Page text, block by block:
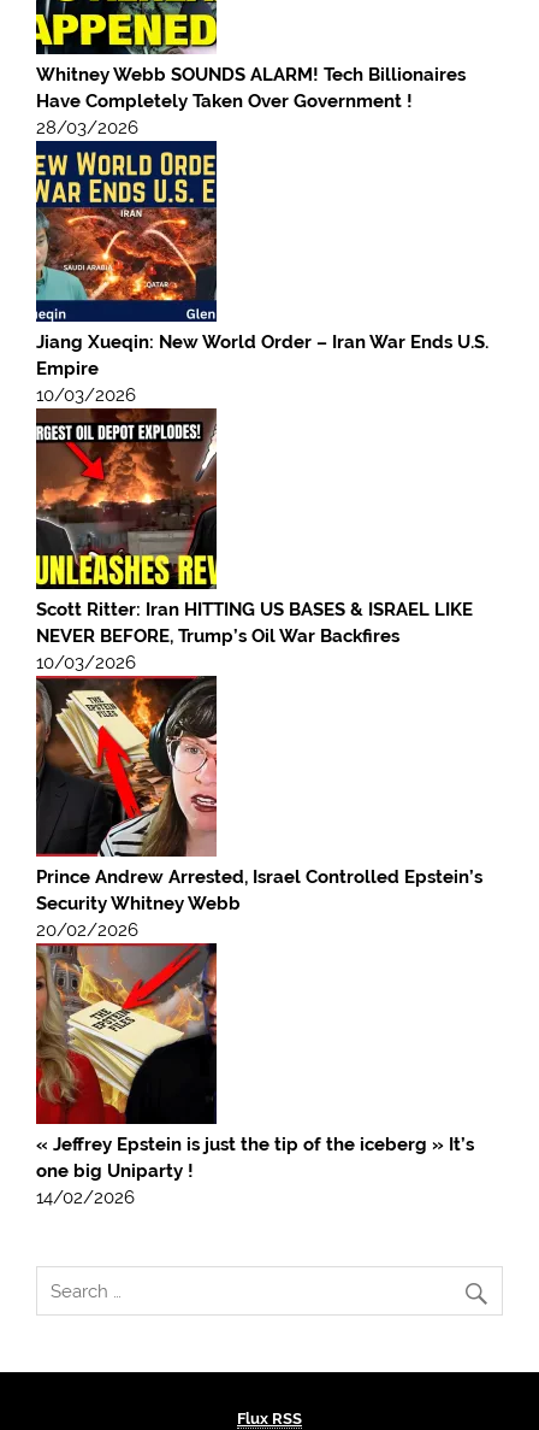
Whitney Webb SOUNDS ALARM! Tech Billionaires
Have Completely Taken Over Government !
28/03/2026
Jiang Xueqin: New World Order – Iran War Ends U.S.
Empire
10/03/2026
Scott Ritter: Iran HITTING US BASES & ISRAEL LIKE
NEVER BEFORE, Trump’s Oil War Backfires
10/03/2026
Prince Andrew Arrested, Israel Controlled Epstein’s
Security Whitney Webb
20/02/2026
« Jeffrey Epstein is just the tip of the iceberg » It’s
one big Uniparty !
14/02/2026
Flux RSS